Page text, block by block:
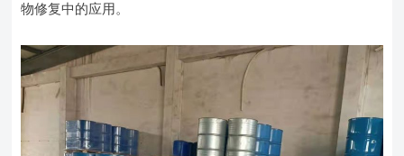
物修复中的应用。